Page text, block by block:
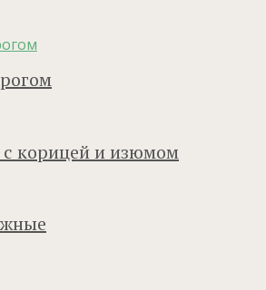
корицей и изюмом